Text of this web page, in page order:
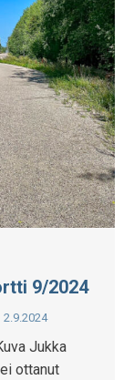
9/2024
2.9.2024
Jukka
ottanut